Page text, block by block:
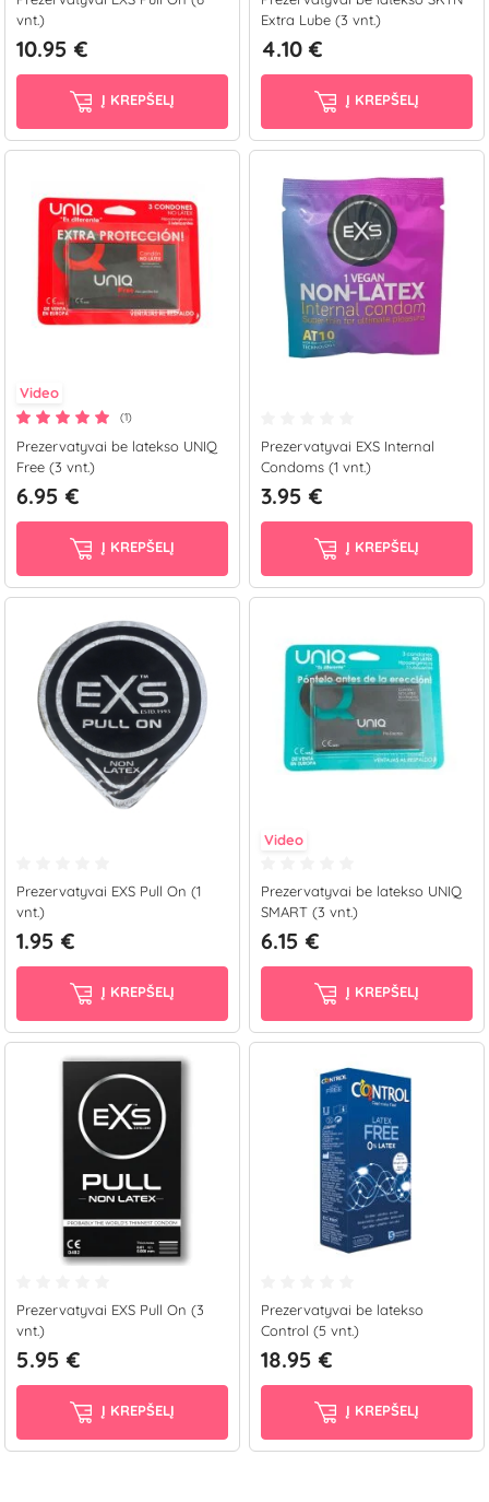
vnt.)
10.95 €
Į KREPŠELĮ
Extra Lube (3 vnt.)
4.10 €
Į KREPŠELĮ
Video
(1)
Prezervatyvai be latekso UNIQ
Free (3 vnt.)
6.95 €
Į KREPŠELĮ
Prezervatyvai EXS Internal
Condoms (1 vnt.)
3.95 €
Į KREPŠELĮ
Prezervatyvai EXS Pull On (1
vnt.)
1.95 €
Į KREPŠELĮ
Video
Prezervatyvai be latekso UNIQ
SMART (3 vnt.)
6.15 €
Į KREPŠELĮ
Prezervatyvai EXS Pull On (3
vnt.)
5.95 €
Į KREPŠELĮ
Prezervatyvai be latekso
Control (5 vnt.)
18.95 €
Į KREPŠELĮ